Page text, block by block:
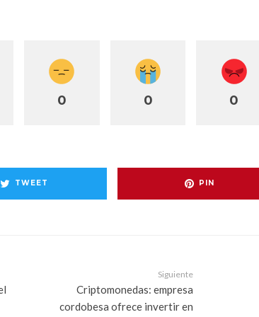
0 0 0
TWEET PIN
Siguiente
Criptomonedas: empresa
cordobesa ofrece invertir en